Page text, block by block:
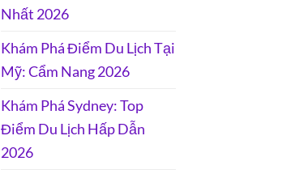
Nhất 2026
Khám Phá Điểm Du Lịch Tại
Mỹ: Cẩm Nang 2026
Khám Phá Sydney: Top
Điểm Du Lịch Hấp Dẫn
2026